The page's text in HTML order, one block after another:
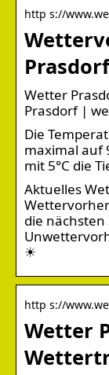
http s://
Wetter
Prasdorf |
Die
maximal auf
mit 5°C die
Aktuelles
die nächsten
☀
http s://
Wetter